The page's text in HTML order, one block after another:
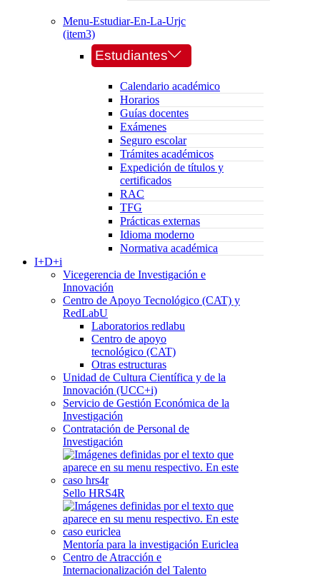
Menu-Estudiar-En-La-Urjc
(item3)
Estudiantes
Calendario académico
Horarios
Guías docentes
Exámenes
Seguro escolar
Trámites académicos
Expedición de títulos y
certificados
RAC
TFG
Prácticas externas
Idioma moderno
Normativa académica
I+D+i
Vicegerencia de Investigación e
Innovación
Centro de Apoyo Tecnológico (CAT) y
RedLabU
Laboratorios redlabu
Centro de apoyo
tecnológico (CAT)
Otras estructuras
Unidad de Cultura Científica y de la
Innovación (UCC+i)
Servicio de Gestión Económica de la
Investigación
Contratación de Personal de
Investigación
Sello HRS4R
Mentoría para la investigación Euriclea
Centro de Atracción e
Internacionalización del Talento